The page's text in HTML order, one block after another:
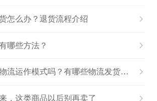
怎么办？退货流程介绍
哪些方法？
速卖通是第三方物流运作模式吗？有哪些物流发货方式？
，这类商品以后别再卖了